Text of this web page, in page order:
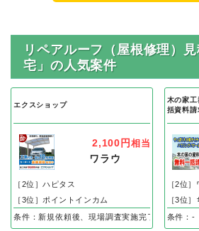
リペアルーフ（屋根修理）
宅」の人気案件
エクスショップ
2,100円 相当
ワラウ
［2位］ハピタス
［3位］ポイントインカム
条件：新規依頼後、現場調査実施完了
木の家
括資料請
［2位］
［3位
条件：-